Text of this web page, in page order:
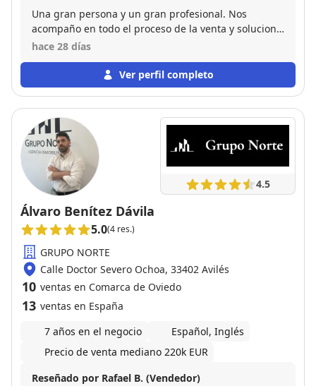
Una gran persona y un gran profesional. Nos
acompaño en todo el proceso de la venta y solucionó
todos los problemas que surgieron durante la
duda volvería a confiar en sus servicios en todas las
ocasiones.
hace 28 días
Ver perfil completo
4.5
Álvaro Benítez Dávila
5.0(4 res.)
GRUPO NORTE
Calle Doctor Severo Ochoa, 33402 Avilés
10 ventas en Comarca de Oviedo
13 ventas en España
7 años en el negocio
Español, Inglés
Precio de venta mediano 220k EUR
Reseñado por Rafael B. (Vendedor)